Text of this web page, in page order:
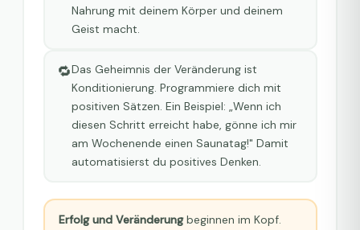
Nahrung mit deinem Körper und deinem
Geist macht.
🔁Das Geheimnis der Veränderung ist
Konditionierung. Programmiere dich mit
positiven Sätzen. Ein Beispiel: „Wenn ich
diesen Schritt erreicht habe, gönne ich mir
am Wochenende einen Saunatag!" Damit
automatisierst du positives Denken.
Erfolg und Veränderungbeginnen im Kopf.